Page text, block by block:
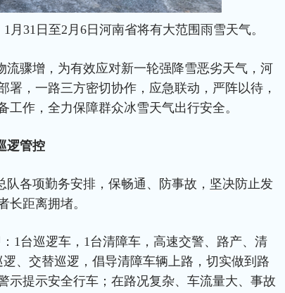
月31日至2月6日河南省将有大范围雨雪天气。
流骤增，为有效应对新一轮强降雪恶劣天气，河
署，一路三方密切协作，应急联动，严阵以待，
工作，全力保障群众冰雪天气出行安全。
逻管控
队各项勤务安排，保畅通、防事故，坚决防止发
长距离拥堵。
1台巡逻车，1台清障车，高速交警、路产、清
、交替巡逻，倡导清障车辆上路，切实做到路
示提示安全行车；在路况复杂、车流量大、事故